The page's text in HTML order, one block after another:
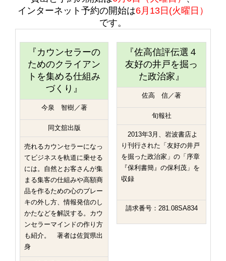
インターネット予約の開始は6月13日(火曜日）
です。
『カウンセラーの
ためのクライアン
トを集める仕組み
づくり』
今泉 智樹／著
同文舘出版
売れるカウンセラーになっ
てビジネスを軌道に乗せる
には。自然とお客さんが集
まる集客の仕組みや高額商
品を作るための心のブレー
キの外し方、情報発信のし
かたなどを解説する。カウ
ンセラーマインドの作り方
も紹介。 著者は佐賀県出
身
『佐高信評伝選４
友好の井戸を掘っ
た政治家』
佐高 信／著
旬報社
2013年3月、岩波書店よ
り刊行された「友好の井戸
を掘った政治家」の「序章
『保利書簡』の保利茂」を
収録
請求番号：281.08SA834